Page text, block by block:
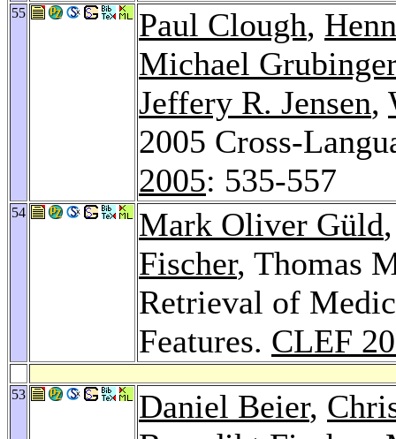
55 Paul Clough,
Michael Grubinger
Jeffery R. Jensen,
2005 Cross-
2005: 535-557
54 Mark Oliver Güld
Fischer, Thomas
Retrieval of
Features. CLEF
53 Daniel Beier,